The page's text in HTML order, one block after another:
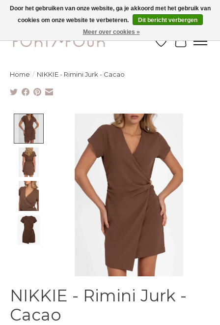
Ontdek de nieuwe najaarscollectie nu in de winkel - selectie online
Verlanglijst
Home / NIKKIE - Rimini Jurk - Cacao
Product image slideshow Items
NIKKIE - Rimini Jurk -
Cacao
Door het gebruiken van onze website, ga je akkoord met het gebruik van
cookies om onze website te verbeteren.
Dit bericht verbergen
Meer over cookies »